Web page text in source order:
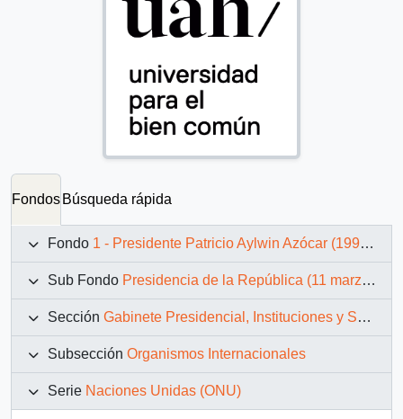
Fondos Búsqueda rápida
Fondo 1 - Presidente Patricio Aylwin Azócar (1990-1994)
Sub Fondo Presidencia de la República (11 marzo 1990 – 11 marzo 1994)
Sección Gabinete Presidencial, Instituciones y Servicios
Subsección Organismos Internacionales
Serie Naciones Unidas (ONU)